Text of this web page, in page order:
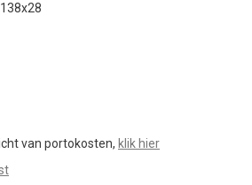
van portokosten, klik hier